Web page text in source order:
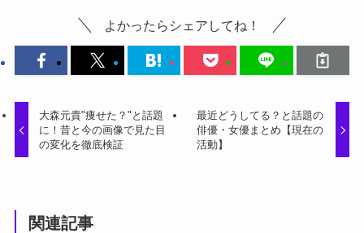
よかったらシェアしてね！
大森元貴"痩せた？"と話題
に！昔と今の画像で見た目
の変化を徹底検証
最近どうしてる？と話題の
俳優・女優まとめ【現在の
活動】
関連記事